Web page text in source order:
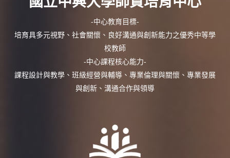
-中心教育目標-
培育具多元視野、社會關懷、良好溝通與創新能力之優秀中等學
校教師
-中心課程核心能力-
課程設計與教學、班級經營與輔導、專業倫理與關懷、專業發展
與創新、溝通合作與領導